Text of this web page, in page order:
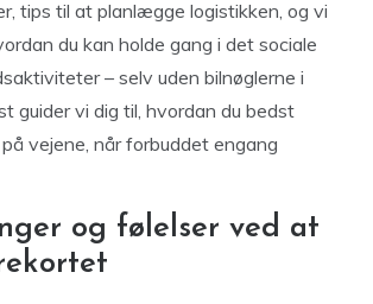
tips til at planlægge logistikken, og vi
du kan holde gang i det sociale
– selv uden bilnøglerne i
guider vi dig til, hvordan du bedst
vejene, når forbuddet engang
og følelser ved at